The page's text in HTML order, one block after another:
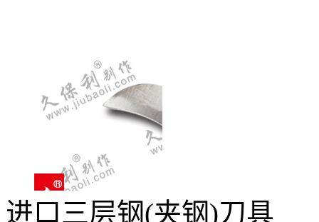
进口三层钢(夹钢)刀具